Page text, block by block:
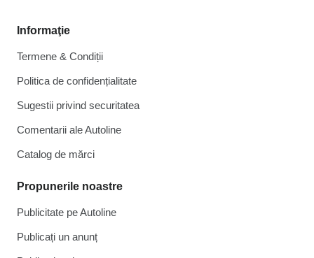
Informaţie
Termene & Condiții
Politica de confidențialitate
Sugestii privind securitatea
Comentarii ale Autoline
Catalog de mărcі
Propunerile noastre
Publicitate pe Autoline
Publicați un anunț